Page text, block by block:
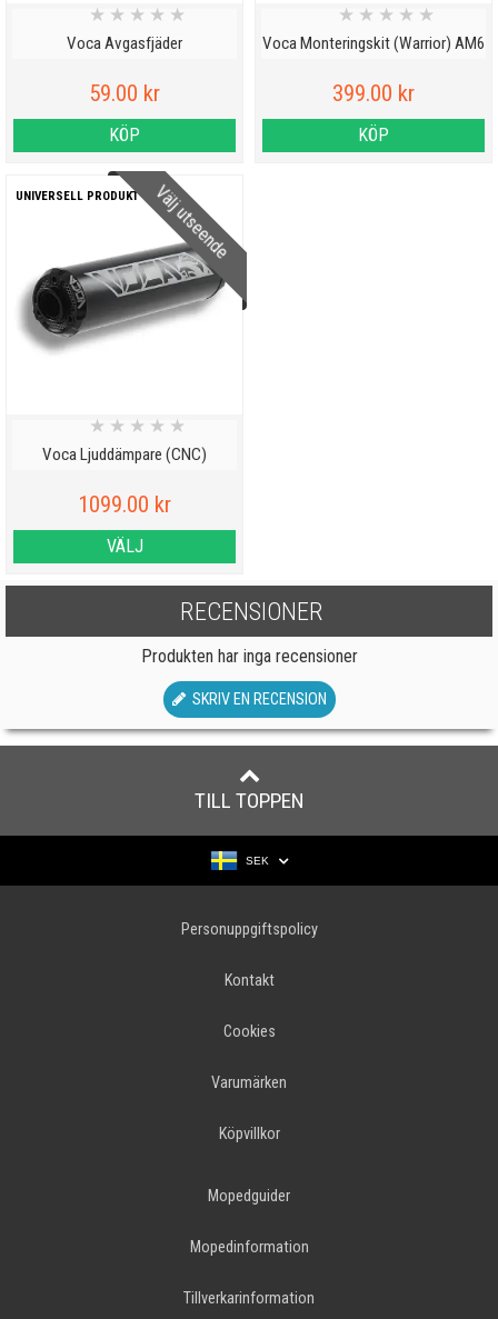
Voca Avgasfjäder
★ ★ ★ ★ ★
59.00 kr
KÖP
Voca Monteringskit (Warrior) AM6
★ ★ ★ ★ ★
399.00 kr
KÖP
Välj utseende
UNIVERSELL PRODUKT
Voca Ljuddämpare (CNC)
★ ★ ★ ★ ★
1099.00 kr
VÄLJ
RECENSIONER
Produkten har inga recensioner
SKRIV EN RECENSION
TILL TOPPEN
SEK
Personuppgiftspolicy
Kontakt
Cookies
Varumärken
Köpvillkor
Mopedguider
Mopedinformation
Tillverkarinformation